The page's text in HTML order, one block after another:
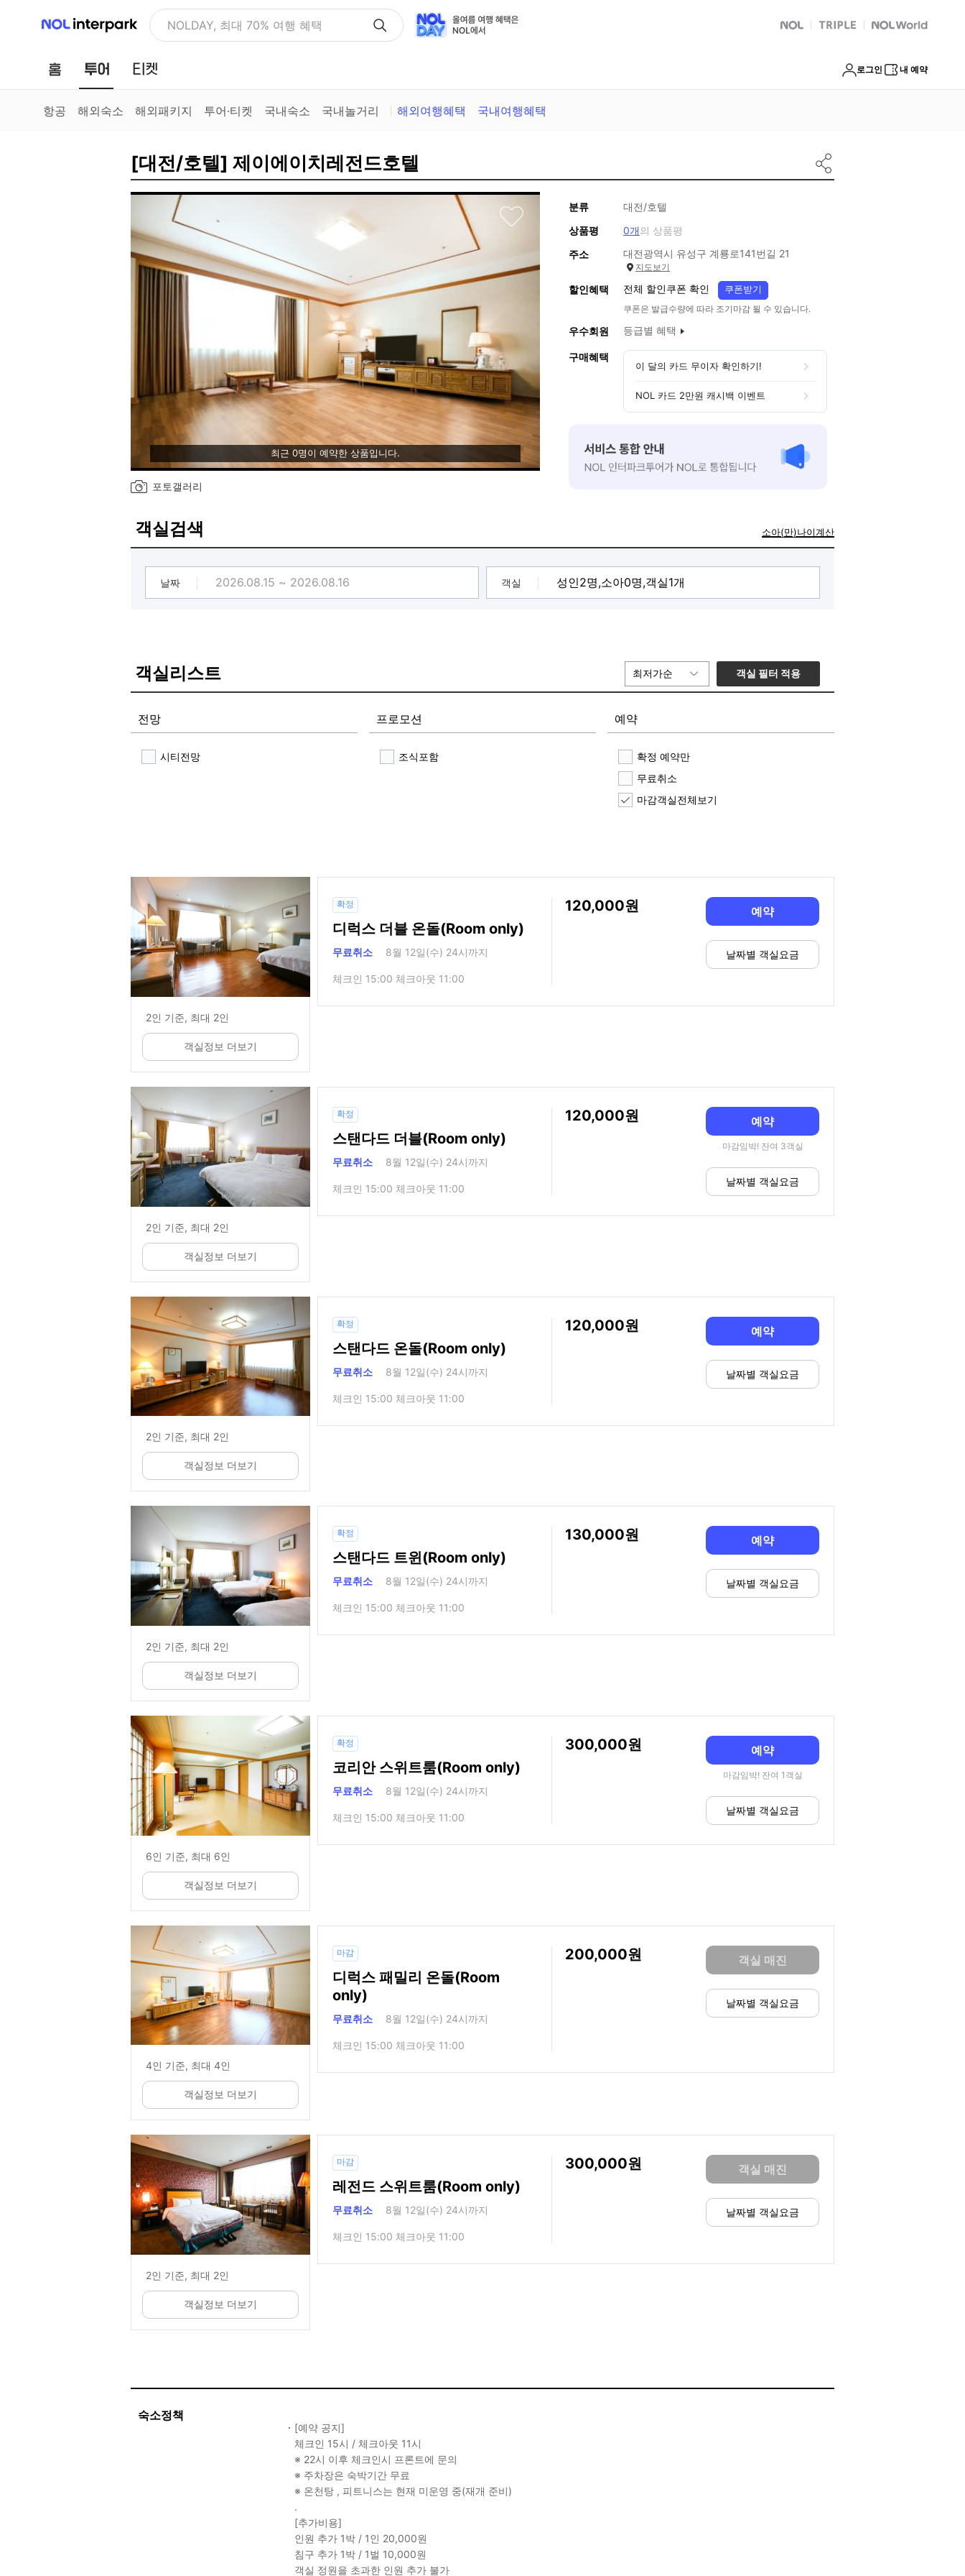
NOL 인터파크 NOLDAY, 최대 70% 여행 혜택 NOL 트리플 Global Interpark
홈 투어 로그인 내 예약
항공 해외숙소 해외패키지 투어·티켓 국내숙소 국내놀거리 해외여행혜택 국내여행혜택
[대전/호텔] 제이에이치레전드호텔
최근 0명이 예약한 상품입니다.
포토갤러리
분류
대전/호텔
상품평
0개의 상품평
주소
대전광역시 유성구 계룡로141번길 21
지도보기
할인혜택 전체 할인쿠폰 확인 쿠폰받기
쿠폰은 발급수량에 따라 조기마감 될 수 있습니다.
우수회원 등급별 혜택
구매혜택
이 달의 카드 무이자 확인하기!
NOL 카드 2만원 캐시백 이벤트
객실검색 소아(만)나이계산
날짜 객실
객실리스트 최저가순 객실 필터 적용
전망
시티전망
프로모션
조식포함
예약
확정 예약만
무료취소
마감객실전체보기
2인 기준, 최대 2인
객실정보 더보기
확정
디럭스 더블 온돌(Room only)
무료취소 8월 12일(수) 24시까지
체크인 15:00 체크아웃 11:00
120,000 예약
날짜별 객실요금
2인 기준, 최대 2인
객실정보 더보기
확정
스탠다드 더블(Room only)
무료취소 8월 12일(수) 24시까지
체크인 15:00 체크아웃 11:00
120,000 예약
마감임박! 잔여 3객실
날짜별 객실요금
2인 기준, 최대 2인
객실정보 더보기
확정
스탠다드 온돌(Room only)
무료취소 8월 12일(수) 24시까지
체크인 15:00 체크아웃 11:00
120,000 예약
날짜별 객실요금
2인 기준, 최대 2인
객실정보 더보기
확정
스탠다드 트윈(Room only)
무료취소 8월 12일(수) 24시까지
체크인 15:00 체크아웃 11:00
130,000 예약
날짜별 객실요금
6인 기준, 최대 6인
객실정보 더보기
확정
코리안 스위트룸(Room only)
무료취소 8월 12일(수) 24시까지
체크인 15:00 체크아웃 11:00
300,000 예약
마감임박! 잔여 1객실
날짜별 객실요금
4인 기준, 최대 4인
객실정보 더보기
마감
디럭스 패밀리 온돌(Room
only)
무료취소 8월 12일(수) 24시까지
체크인 15:00 체크아웃 11:00
200,000 객실 매진
날짜별 객실요금
2인 기준, 최대 2인
객실정보 더보기
마감
레전드 스위트룸(Room only)
무료취소 8월 12일(수) 24시까지
체크인 15:00 체크아웃 11:00
300,000 객실 매진
날짜별 객실요금
숙소정책
[예약 공지]
체크인 15시 / 체크아웃 11시
※ 22시 이후 체크인시 프론트에 문의
※ 주차장은 숙박기간 무료
※ 온천탕 , 피트니스는 현재 미운영 중(재개 준비)
.
[추가비용]
인원 추가 1박 / 1인 20,000원
침구 추가 1박 / 1벌 10,000원
객실 정원을 초과한 인원 추가 불가